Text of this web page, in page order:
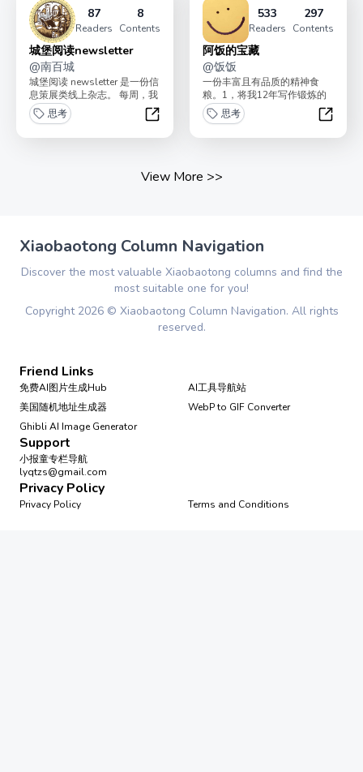
87
Readers
8
Contents
城堡阅读newsletter
@南百城
城堡阅读 newsletter 是一份信
息策展类线上杂志。 每周，我
从数百个在线信息源中挑选出
最值...
思考
城堡阅读newsletter
533
Readers
297
Contents
阿饭的宝藏
@饭饭
一份丰富且有品质的精神食
粮。1，将我12年写作锻炼的
信息搜寻能力和品味转化为一
份独特的精神食粮。 ...
思考
阿饭的
View More >>
Xiaobaotong Column Navigation
Discover the most valuable Xiaobaotong columns and find the
most suitable one for you!
Copyright 2026© Xiaobaotong Column Navigation. All rights
reserved.
Friend Links
免费AI图片生成Hub
AI工具导航站
美国随机地址生成器
WebP to GIF Converter
Ghibli AI Image Generator
Support
小报童专栏导航
lyqtzs@gmail.com
Privacy Policy
Privacy Policy Terms and Conditions